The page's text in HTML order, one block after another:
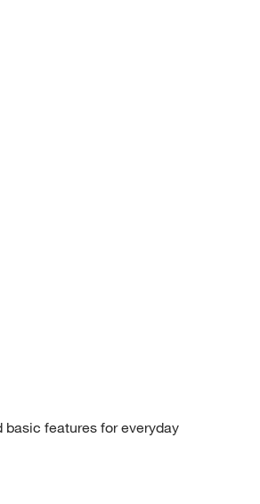
features for everyday